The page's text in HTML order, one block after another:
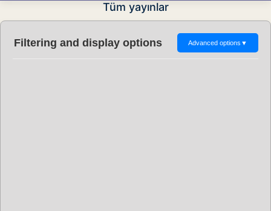
Tüm yayınlar
Filtering and display options Advanced options ▼